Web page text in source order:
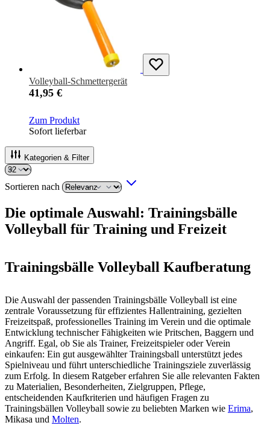
Volleyball-Schmettergerät
41,95 €
Zum Produkt
Sofort lieferbar
Kategorien & Filter
Sortieren nach
Die optimale Auswahl: Trainingsbälle
Volleyball für Training und Freizeit
Trainingsbälle Volleyball Kaufberatung
Die Auswahl der passenden Trainingsbälle Volleyball ist eine
zentrale Voraussetzung für effizientes Hallentraining, gezielten
Freizeitspaß, professionelles Training im Verein und die optimale
Entwicklung technischer Fähigkeiten wie Pritschen, Baggern und
Angriff. Egal, ob Sie als Trainer, Freizeitspieler oder Verein
einkaufen: Ein gut ausgewählter Trainingsball unterstützt jedes
Spielniveau und führt unterschiedliche Trainingsziele zuverlässig
zum Erfolg. In diesem Ratgeber erfahren Sie alle relevanten Fakten
zu Materialien, Besonderheiten, Zielgruppen, Pflege,
entscheidenden Kaufkriterien und häufigen Fragen zu
Trainingsbällen Volleyball sowie zu beliebten Marken wie Erima,
Mikasa und Molten.